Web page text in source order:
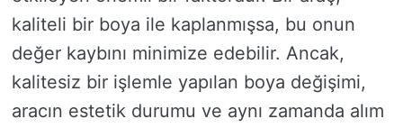
kaliteli bir boya ile kaplanmışsa, bu onun
değer kaybını minimize edebilir. Ancak,
kalitesiz bir işlemle yapılan boya değişimi,
aracın estetik durumu ve aynı zamanda alım